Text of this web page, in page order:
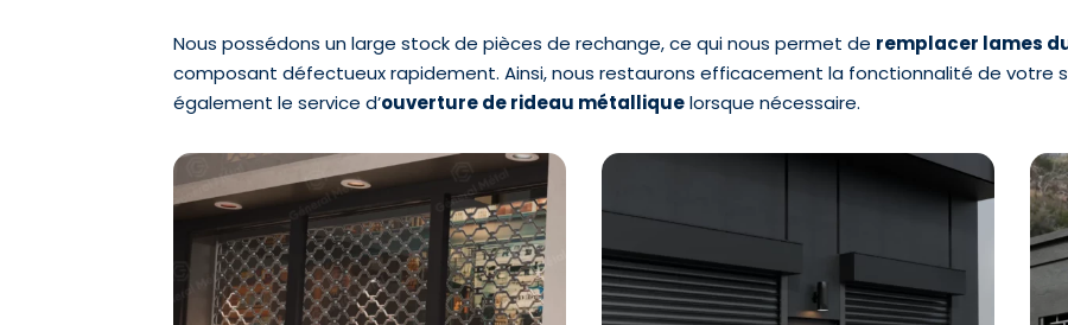
Nous possédons un large stock de pièces de rechange, ce qui nous permet de remplacer lames
composant défectueux rapidement. Ainsi, nous restaurons efficacement la fonctionnalité de votre
également le service d’ouverture de rideau métalliquelorsque nécessaire.